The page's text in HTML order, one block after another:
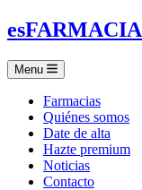
esFARMACIA
Menu
Farmacias
Quiénes somos
Date de alta
Hazte premium
Noticias
Contacto